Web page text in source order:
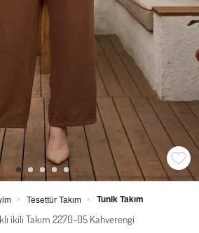
> Tesettür Takım > Tunik Takım
ikili Takım 2270-05 Kahverengi